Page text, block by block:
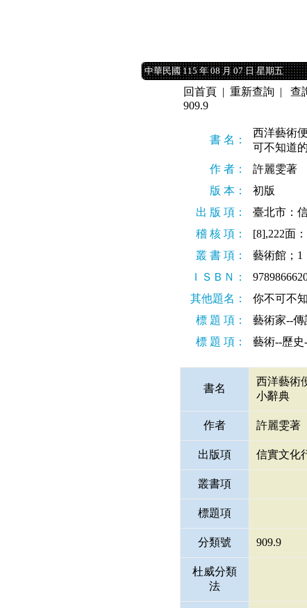
中華民國 115 年 08 月 07 日 星期五
中華民國 115 年 08 月 07 日 星期五
回首頁| 重新查詢 | 查
909.9
書 名：
西洋藝術便
可不知道
作 者：
許麗雯著
版 本：
初版
出 版 項：
臺北市：
稽 核 項：
[8],222面
叢 書 項：
藝術館；1
ＩＳＢＮ：
其他題名：
你不可不
標 題 項：
藝術家--傳
標 題 項：
藝術--歷史
書名
西洋藝術
小辭典
作者 許麗雯著
出版項 信實文化
叢書項
標題項
分類號 909.9
杜威分類
法